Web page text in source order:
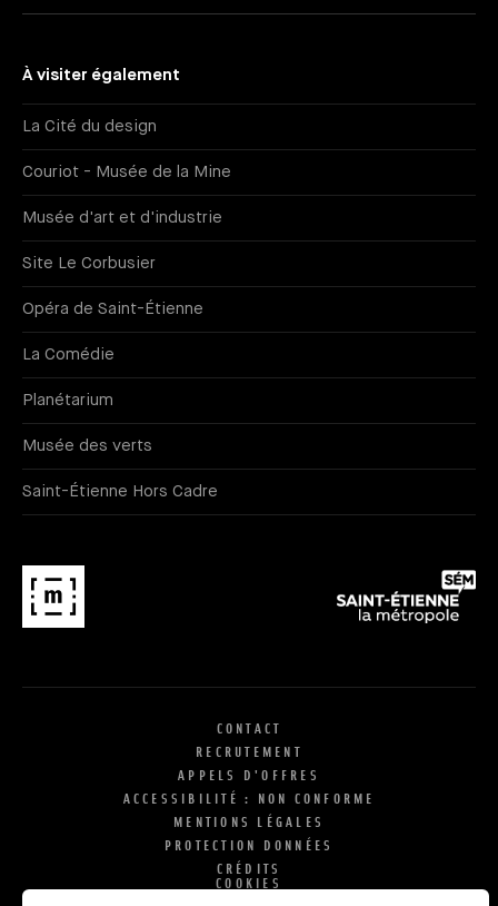
À visiter également
La Cité du design
Couriot - Musée de la Mine
Musée d'art et d'industrie
Site Le Corbusier
Opéra de Saint-Étienne
La Comédie
Planétarium
Musée des verts
Saint-Étienne Hors Cadre
CONTACT
RECRUTEMENT
APPELS D'OFFRES
ACCESSIBILITÉ : NON CONFORME
MENTIONS LÉGALES
PROTECTION DONNÉES
CRÉDITS
COOKIES